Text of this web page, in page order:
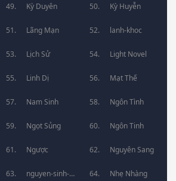
Kỳ Duyên Kỳ Huyễn
Lãng Mạn lanh-khoc
Lịch Sử Light Novel
Linh Dị Mạt Thế
Nam Sinh Ngôn Tình
Ngọt Sủng Ngôn Tinh
Ngược Nguyên Sang
nguyen-sinh- Nhẹ Nhàng